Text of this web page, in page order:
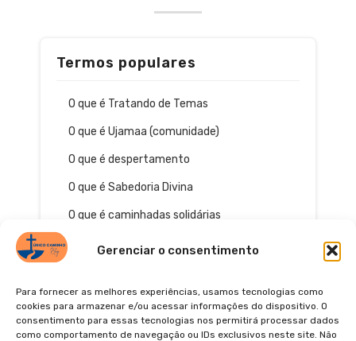
Gerenciar o consentimento
Para fornecer as melhores experiências, usamos tecnologias como
cookies para armazenar e/ou acessar informações do dispositivo. O
consentimento para essas tecnologias nos permitirá processar dados
como comportamento de navegação ou IDs exclusivos neste site. Não
Termos populares
O que é Tratando de Temas
O que é Ujamaa (comunidade)
O que é despertamento
O que é Sabedoria Divina
O que é caminhadas solidárias